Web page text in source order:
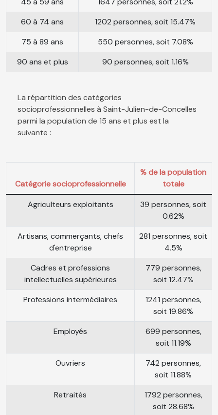
60 à 74 ans
1202 personnes, soit 15.47%
75 à 89 ans
550 personnes, soit 7.08%
90 ans et plus
90 personnes, soit 1.16%
La répartition des catégories
socioprofessionnelles à Saint-Julien-de-Concelles
parmi la population de 15 ans et plus est la
suivante :
Catégorie socioprofessionnelle
% de la population
totale
Agriculteurs exploitants
39 personnes, soit
0.62%
Artisans, commerçants, chefs
d'entreprise
281 personnes, soit
4.5%
Cadres et professions
intellectuelles supérieures
779 personnes,
soit 12.47%
Professions intermédiaires
1241 personnes,
soit 19.86%
Employés
699 personnes,
soit 11.19%
Ouvriers
742 personnes,
soit 11.88%
Retraités
1792 personnes,
soit 28.68%